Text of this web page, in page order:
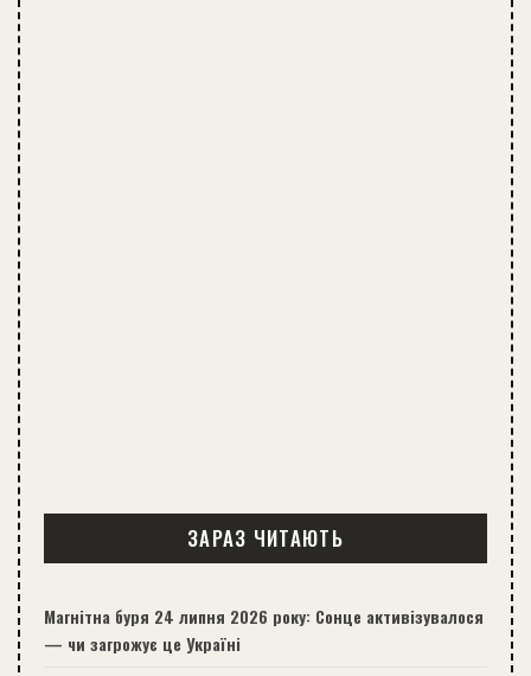
ЗАРАЗ ЧИТАЮТЬ
Магнітна буря 24 липня 2026 року: Сонце активізувалося
— чи загрожує це Україні